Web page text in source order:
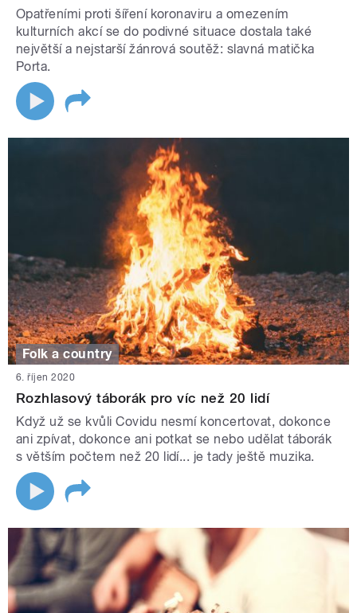
Opatřeními proti šíření koronaviru a omezením
kulturních akcí se do podivné situace dostala také
největší a nejstarší žánrová soutěž: slavná matička
Porta.
Folk a country
6. říjen 2020
Rozhlasový táborák pro víc než 20 lidí
Když už se kvůli Covidu nesmí koncertovat, dokonce
ani zpívat, dokonce ani potkat se nebo udělat táborák
s větším počtem než 20 lidí... je tady ještě muzika.